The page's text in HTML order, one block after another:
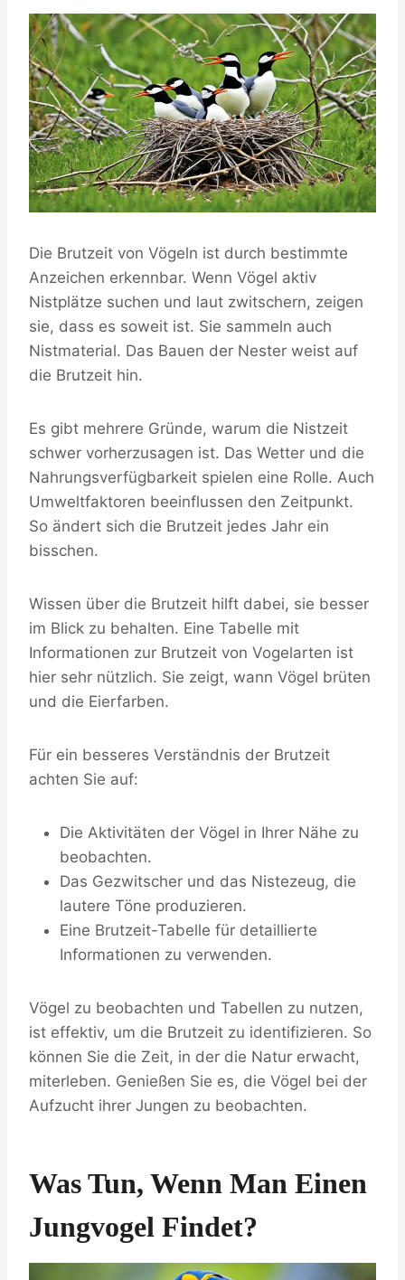
Die Brutzeit von Vögeln ist durch bestimmte
Anzeichen erkennbar. Wenn Vögel aktiv
Nistplätze suchen und laut zwitschern, zeigen
sie, dass es soweit ist. Sie sammeln auch
Nistmaterial. Das Bauen der Nester weist auf
die Brutzeit hin.
Es gibt mehrere Gründe, warum die Nistzeit
schwer vorherzusagen ist. Das Wetter und die
Nahrungsverfügbarkeit spielen eine Rolle. Auch
Umweltfaktoren beeinflussen den Zeitpunkt.
So ändert sich die Brutzeit jedes Jahr ein
bisschen.
Wissen über die Brutzeit hilft dabei, sie besser
im Blick zu behalten. Eine Tabelle mit
Informationen zur Brutzeit von Vogelarten ist
hier sehr nützlich. Sie zeigt, wann Vögel brüten
und die Eierfarben.
Für ein besseres Verständnis der Brutzeit
achten Sie auf:
Die Aktivitäten der Vögel in Ihrer Nähe zu
beobachten.
Das Gezwitscher und das Nistezeug, die
lautere Töne produzieren.
Eine Brutzeit-Tabelle für detaillierte
Informationen zu verwenden.
Vögel zu beobachten und Tabellen zu nutzen,
ist effektiv, um die Brutzeit zu identifizieren. So
können Sie die Zeit, in der die Natur erwacht,
miterleben. Genießen Sie es, die Vögel bei der
Aufzucht ihrer Jungen zu beobachten.
Was Tun, Wenn Man Einen
Jungvogel Findet?